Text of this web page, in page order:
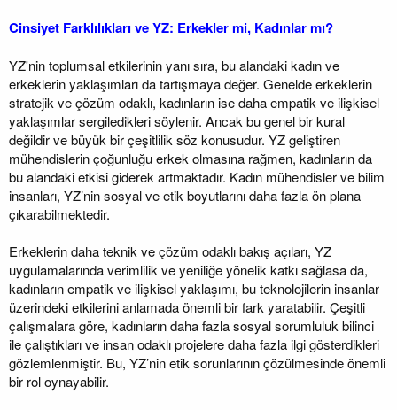
Cinsiyet Farklılıkları ve YZ: Erkekler mi, Kadınlar mı?
YZ'nin toplumsal etkilerinin yanı sıra, bu alandaki kadın ve
erkeklerin yaklaşımları da tartışmaya değer. Genelde erkeklerin
stratejik ve çözüm odaklı, kadınların ise daha empatik ve ilişkisel
yaklaşımlar sergiledikleri söylenir. Ancak bu genel bir kural
değildir ve büyük bir çeşitlilik söz konusudur. YZ geliştiren
mühendislerin çoğunluğu erkek olmasına rağmen, kadınların da
bu alandaki etkisi giderek artmaktadır. Kadın mühendisler ve bilim
insanları, YZ’nin sosyal ve etik boyutlarını daha fazla ön plana
çıkarabilmektedir.
Erkeklerin daha teknik ve çözüm odaklı bakış açıları, YZ
uygulamalarında verimlilik ve yeniliğe yönelik katkı sağlasa da,
kadınların empatik ve ilişkisel yaklaşımı, bu teknolojilerin insanlar
üzerindeki etkilerini anlamada önemli bir fark yaratabilir. Çeşitli
çalışmalara göre, kadınların daha fazla sosyal sorumluluk bilinci
ile çalıştıkları ve insan odaklı projelere daha fazla ilgi gösterdikleri
gözlemlenmiştir. Bu, YZ’nin etik sorunlarının çözülmesinde önemli
bir rol oynayabilir.